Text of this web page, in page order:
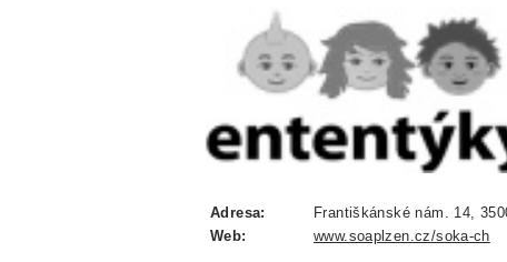
Adresa:
Františkánské nám. 14,
Web:
www.soaplzen.cz/soka-ch